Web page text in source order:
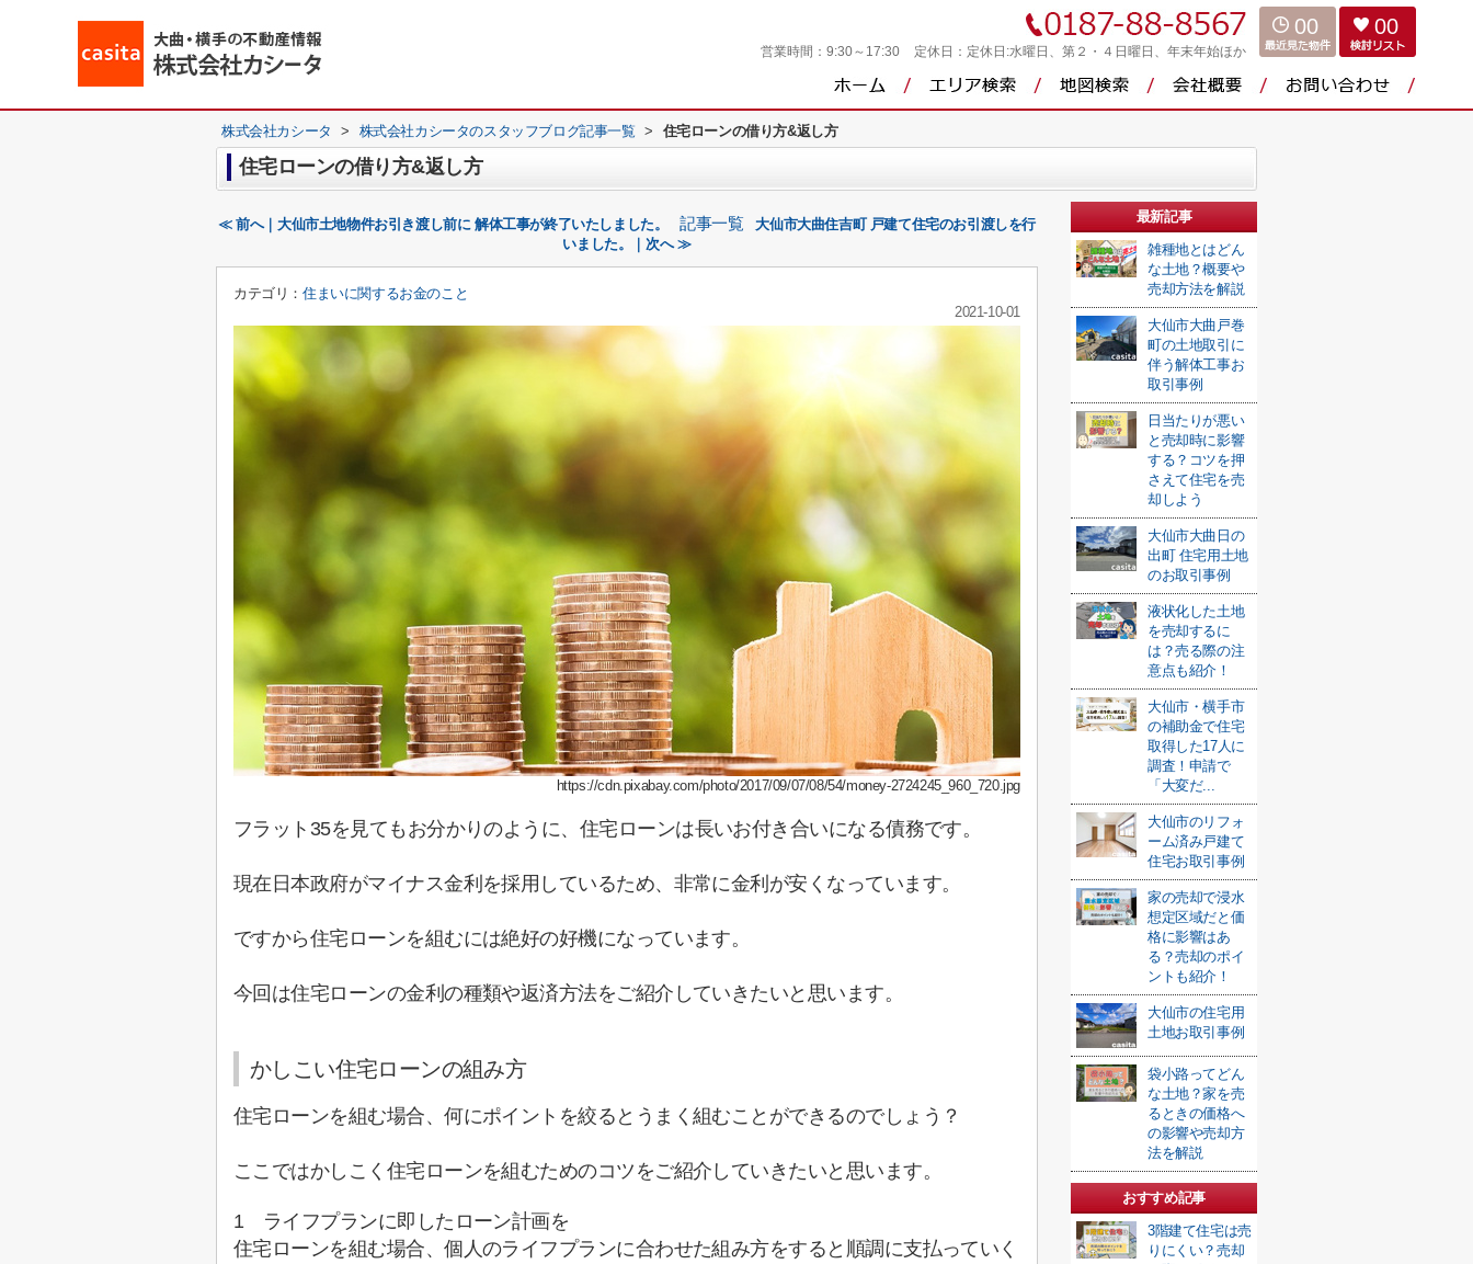
営業時間： 9:30～17:30 定休日： 定休日:水曜日、第２・４日曜日、年末年始ほか
00 00
株式会社カシータ > 株式会社カシータのスタッフブログ記事一覧 > 住宅ローンの借り方&返し方
住宅ローンの借り方&返し方
≪ 前へ｜大仙市土地物件お引き渡し前に 解体工事が終了いたしました。 記事一覧
大仙市大曲住吉町 戸建て住宅のお引渡しを行
いました。｜次へ ≫
カテゴリ：住まいに関するお金のこと
2021-10-01
https://cdn.pixabay.com/photo/2017/09/07/08/54/money-2724245_960_720.jpg
フラット 35を見てもお分かりのように、住宅ローンは長いお付き合いになる債務です。
現在日本政府がマイナス金利を採用しているため、非常に金利が安くなっています。
ですから住宅ローンを組むには絶好の好機になっています。
今回は住宅ローンの金利の種類や返済方法をご紹介していきたいと思います。
かしこい住宅ローンの組み方
住宅ローンを組む場合、何にポイントを絞るとうまく組むことができるのでしょう？
ここではかしこく住宅ローンを組むためのコツをご紹介していきたいと思います。
1 ライフプランに即したローン計画を
住宅ローンを組む場合、個人のライフプランに合わせた組み方をすると順調に支払っていく
最新記事
雑種地とはどん
な土地？概要や
売却方法を解説
大仙市大曲戸巻
町の土地取引に
伴う解体工事お
取引事例
日当たりが悪い
と売却時に影響
する？コツを押
さえて住宅を売
却しよう
大仙市大曲日の
出町 住宅用土地
のお取引事例
液状化した土地
を売却するに
は？売る際の注
意点も紹介！
大仙市・横手市
の補助金で住宅
取得した17人に
調査！申請で
「大変だ...
大仙市のリフォ
ーム済み戸建て
住宅お取引事例
家の売却で浸水
想定区域だと価
格に影響はあ
る？売却のポイ
ントも紹介！
大仙市の住宅用
土地お取引事例
袋小路ってどん
な土地？家を売
るときの価格へ
の影響や売却方
法を解説
おすすめ記事
3階建て住宅は売
りにくい？売却